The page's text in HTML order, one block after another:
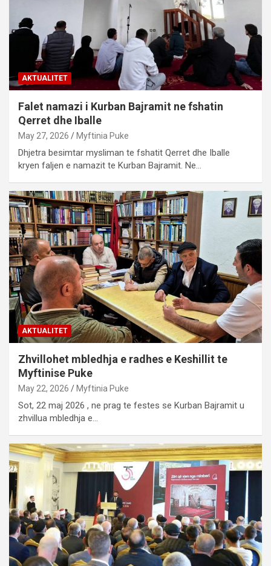
AKTUALITET
Falet namazi i Kurban Bajramit ne fshatin
Qerret dhe Iballe
May 27, 2026 Myftinia Puke
Dhjetra besimtar mysliman te fshatit Qerret dhe Iballe
kryen faljen e namazit te Kurban Bajramit. Ne…
AKTUALITET
Zhvillohet mbledhja e radhes e Keshillit te
Myftinise Puke
May 22, 2026 Myftinia Puke
Sot, 22 maj 2026 , ne prag te festes se Kurban Bajramit u
zhvillua mbledhja e…